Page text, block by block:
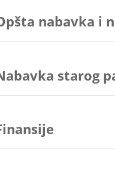
nabavka i
starog